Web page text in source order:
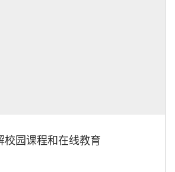
校园课程和在线教育